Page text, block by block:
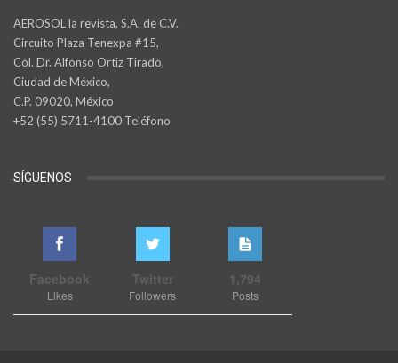
AEROSOL la revista, S.A. de C.V.
Circuito Plaza Tenexpa #15,
Col. Dr. Alfonso Ortiz Tirado,
Ciudad de México,
C.P. 09020, México
+52 (55) 5711-4100 Teléfono
SÍGUENOS
Facebook
Likes
Twitter
Followers
1,794
Posts